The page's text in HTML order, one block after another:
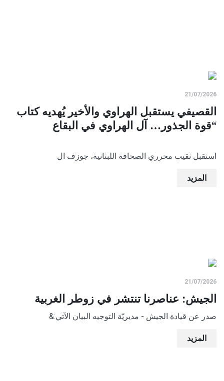
21/07/2026
القصيفي يستقبل الهراوي والأخير يُهديه كتاب
“قوة الجذور… آل الهراوي في البقاع
استقبل نقيب محرري الصحافة اللبنانية، جوزف ال
المزيد
21/07/2026
الجيش: عناصرنا تنتشر في زوطر الغربية
صدر عن قيادة الجيش - مديريّة التوجيه البيان الآتي:&
المزيد